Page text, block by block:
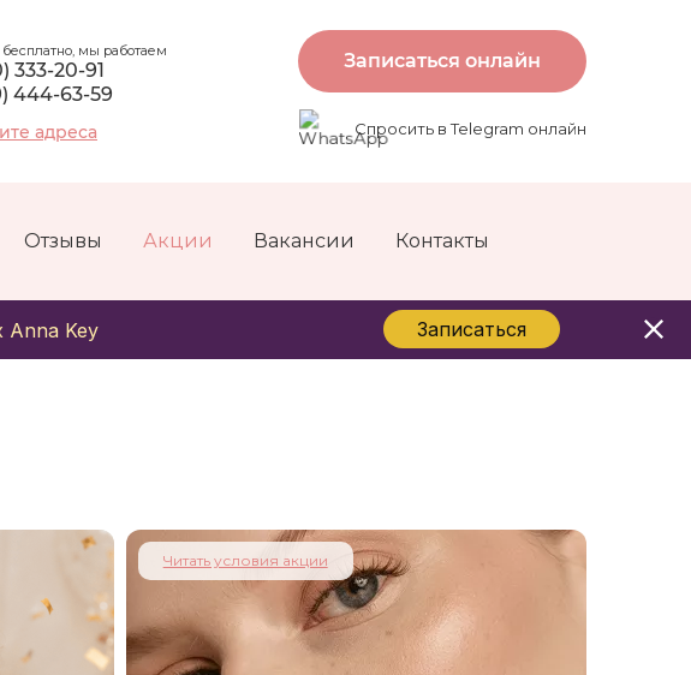
мы работаем
333-20-91
444-63-59
адреса
Записаться онлайн
Спросить в Telegram онлайн
Отзывы Акции Вакансии Контакты
Читать условия акции
Key Записаться